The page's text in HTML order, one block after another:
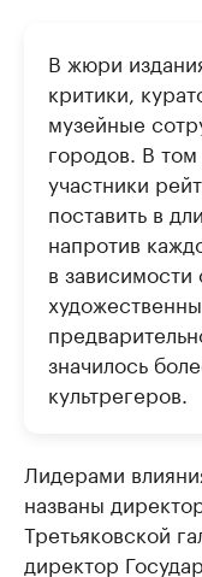
В жюри
критики,
музейные
городов. В
участники
поставить в
напротив
в зависимости
значилось
культрегеров.
Лидерами
названы
Третьяковской
директор